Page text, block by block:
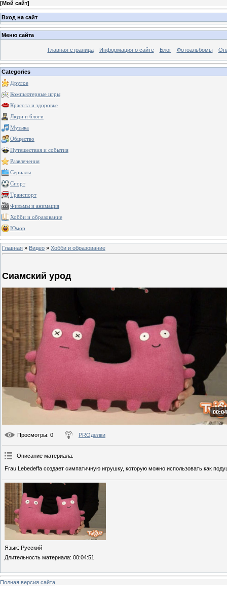
[Мой сайт]
Вход на сайт
Меню сайта
Главная страница Информация о сайте Блог Фотоальбомы
Categories
Другое
Компьютерные игры
Красота и здоровье
Люди и блоги
Музыка
Общество
Путешествия и события
Развлечения
Сериалы
Спорт
Транспорт
Фильмы и анимация
Хобби и образование
Юмор
Главная » Видео » Хобби и образование
Сиамский урод
Просмотры: 0 PROделки
Описание материала:
Frau Lebedeffa создает симпатичную игрушку, которую можно использовать как
Язык: Русский
Длительность материала: 00:04:51
Полная версия сайта